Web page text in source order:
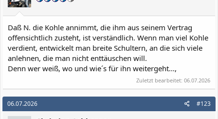
Daß N. die Kohle annimmt, die ihm aus seinem Vertrag
offensichtlich zusteht, ist verständlich. Wenn man viel Kohle
verdient, entwickelt man breite Schultern, an die sich viele
anlehnen, die man nicht enttäuschen will.
Denn wer weiß, wo und wie´s für ihn weitergeht...,
Zuletzt bearbeitet: 06.07.2026
06.07.2026 #123